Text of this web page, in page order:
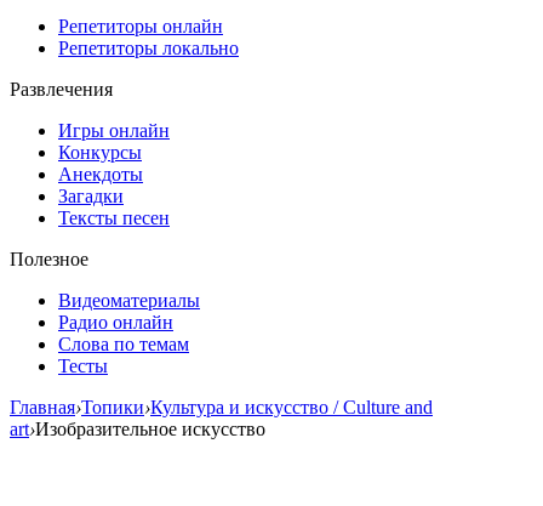
Репетиторы онлайн
Репетиторы локально
Развлечения
Игры онлайн
Конкурсы
Анекдоты
Загадки
Тексты песен
Полезное
Видеоматериалы
Радио онлайн
Слова по темам
Тесты
Главная›Топики›Культура и искусство / Culture and
art›Изобразительное искусство